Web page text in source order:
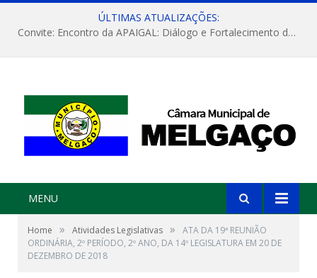
ÚLTIMAS ATUALIZAÇÕES:
Convite: Encontro da APAIGAL: Diálogo e Fortalecimento da Agricultura Familiar
MENU
Home » Atividades Legislativas »
ATA DA 19ª REUNIÃO
ORDINÁRIA, 2º PERÍODO, 2º ANO, DA 14º LEGISLATURA EM 20 DE
DEZEMBRO DE 2018